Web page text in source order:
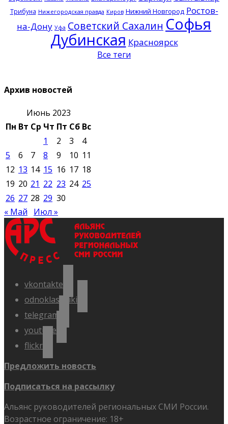
Трибуна Нижегородская правда Киров Нижний Новгород Ростов-
на-Дону Уфа Советский Сахалин Софья
Дубинская Красноярск
Все теги
Архив новостей
Июнь 2023
Пн Вт Ср Чт Пт Сб Вс
1
2 3
4
5
6 7 8 9 10 11
12 13 14 15 16 17 18
19 20 21 22 23 24 25
26 27 28 29 30
« Май
Июл »
vkontakte
odnoklassniki
telegram
youtube
flickr
Предложить новость
Подписаться на рассылку
Альянс руководителей региональных СМИ России.
Возрастное ограничение: 18+